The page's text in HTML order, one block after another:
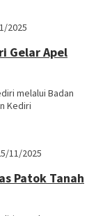
2025
Gelar Apel
melalui Badan
Kediri
11/2025
Patok Tanah